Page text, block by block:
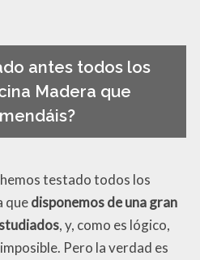
antes todos los
Madera que
testado todos los
quedisponemos de una gran
, y, como es lógico,
Pero la verdad es